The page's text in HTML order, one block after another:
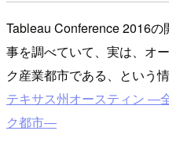
Tableau Conference 2016
事を調べていて、実は、オ
ク産業都市である、という
テキサス州オースティン ―
ク都市―